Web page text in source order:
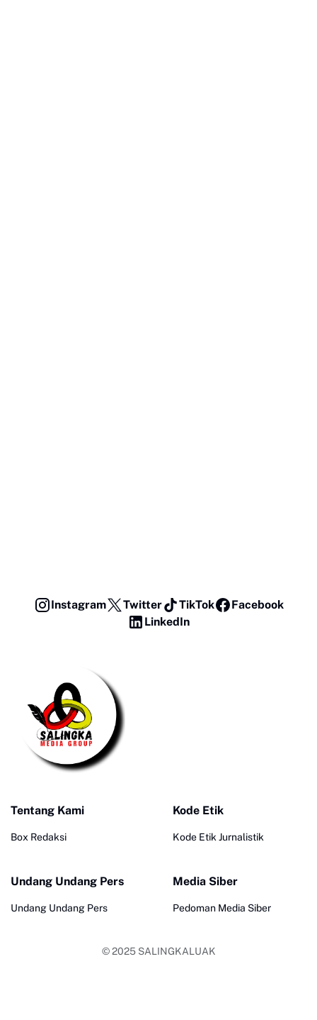
Instagram Twitter TikTok
Facebook
LinkedIn
Tentang Kami
Box Redaksi
Kode Etik
Kode Etik Jurnalistik
Undang Undang Pers
Undang Undang Pers
Media Siber
Pedoman Media Siber
© 2025 SALINGKALUAK